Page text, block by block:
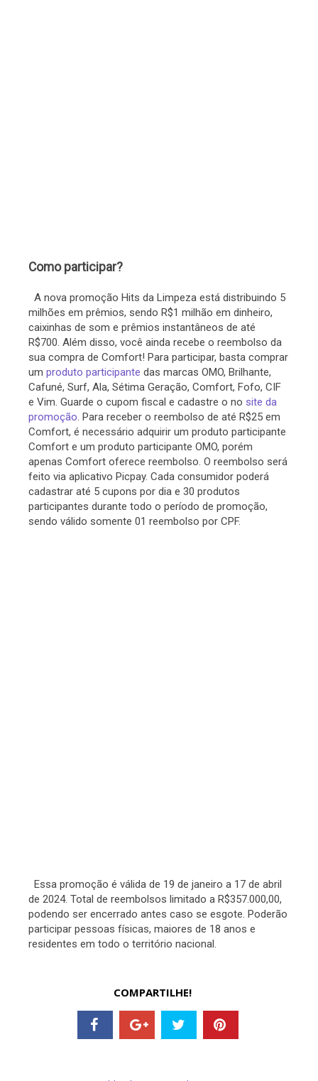
Como participar?
A nova promoção Hits da Limpeza está distribuindo 5
milhões em prêmios, sendo R$1 milhão em dinheiro,
caixinhas de som e prêmios instantâneos de até
R$700. Além disso, você ainda recebe o reembolso da
sua compra de Comfort! Para participar, basta comprar
um produto participante das marcas OMO, Brilhante,
Cafuné, Surf, Ala, Sétima Geração, Comfort, Fofo, CIF
e Vim. Guarde o cupom fiscal e cadastre o no site da
promoção. Para receber o reembolso de até R$25 em
Comfort, é necessário adquirir um produto participante
Comfort e um produto participante OMO, porém
apenas Comfort oferece reembolso. O reembolso será
feito via aplicativo Picpay. Cada consumidor poderá
cadastrar até 5 cupons por dia e 30 produtos
participantes durante todo o período de promoção,
sendo válido somente 01 reembolso por CPF.
Essa promoção é válida de 19 de janeiro a 17 de abril
de 2024. Total de reembolsos limitado a R$357.000,00,
podendo ser encerrado antes caso se esgote. Poderão
participar pessoas físicas, maiores de 18 anos e
residentes em todo o território nacional.
COMPARTILHE!